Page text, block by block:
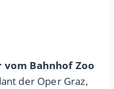
vom Bahnhof Zoo
der Oper Graz,